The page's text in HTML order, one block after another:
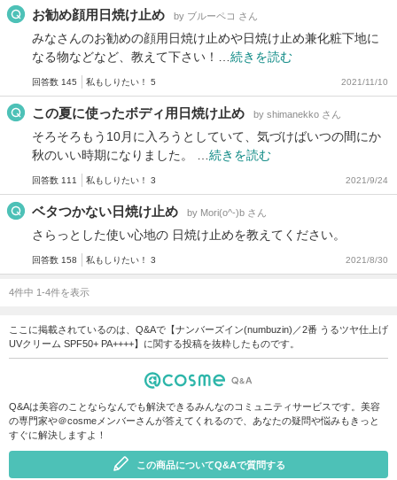
お勧め顔用日焼け止め by ブルーペコ さん
みなさんのお勧めの顔用日焼け止めや日焼け止め兼化粧下地に
なる物などなど、教えて下さい！… 続きを読む
回答数 145 私もしりたい！ 5 2021/11/10
この夏に使ったボディ用日焼け止め by shimanekko さん
そろそろもう10月に入ろうとしていて、気づけばいつの間にか
秋のいい時期になりました。 … 続きを読む
回答数 111 私もしりたい！ 3 2021/9/24
ベタつかない日焼け止め by Mori(o^-)b さん
さらっとした使い心地の 日焼け止めを教えてください。
回答数 158 私もしりたい！ 3 2021/8/30
4件中 1-4件を表示
ここに掲載されているのは、Q&Aで【ナンバーズイン(numbuzin)／2番 うるツヤ仕上げ
UVクリーム SPF50+ PA++++】に関する投稿を抜粋したものです。
Q&Aは美容のことならなんでも解決できるみんなのコミュニティサービスです。美容
の専門家や＠cosmeメンバーさんが答えてくれるので、あなたの疑問や悩みもきっと
すぐに解決しますよ！
この商品についてQ&Aで質問する